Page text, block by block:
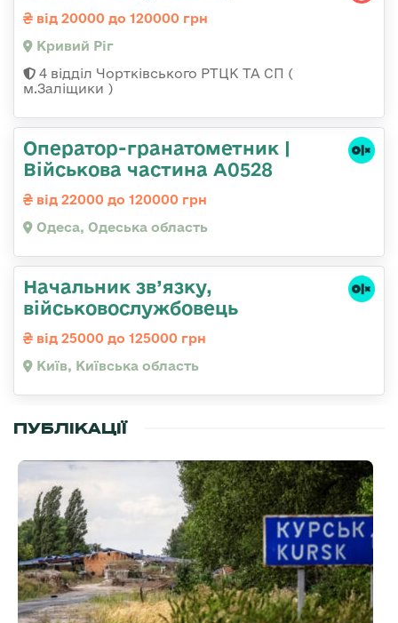
від 20000 до 120000 грн
Кривий Ріг
4 відділ Чортківського РТЦК ТА СП (
м.Заліщики )
Оператор-гранатометник |
Військова частина А0528
від 22000 до 120000 грн
Одеса, Одеська область
Начальник зв’язку,
військовослужбовець
від 25000 до 125000 грн
Київ, Київська область
ПУБЛІКАЦІЇ